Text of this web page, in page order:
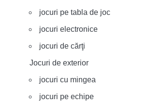
jocuri pe tabla de joc
jocuri electronice
jocuri de cărţi
Jocuri de exterior
jocuri cu mingea
jocuri pe echipe